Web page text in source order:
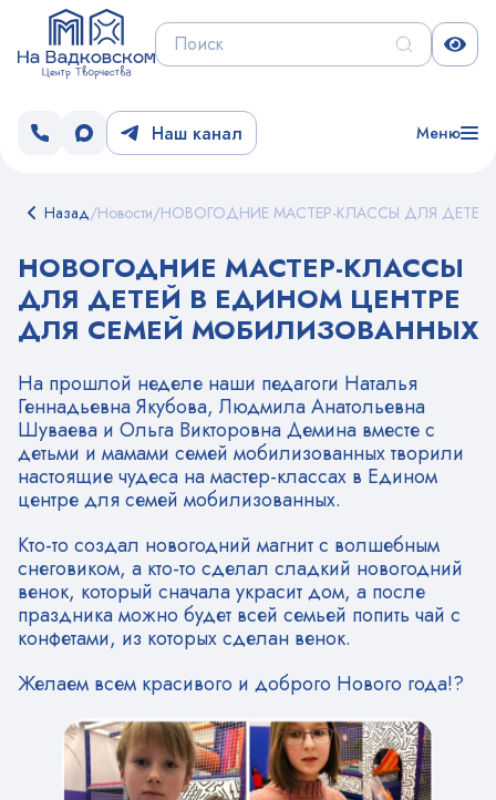
Наш канал Меню
Назад/Новости/НОВОГОДНИЕ МАСТЕР-КЛАССЫ ДЛЯ
НОВОГОДНИЕ МАСТЕР-КЛАССЫ
ДЛЯ ДЕТЕЙ В ЕДИНОМ ЦЕНТРЕ
ДЛЯ СЕМЕЙ МОБИЛИЗОВАННЫХ
На прошлой неделе наши педагоги Наталья
Геннадьевна Якубова, Людмила Анатольевна
Шуваева и Ольга Викторовна Демина вместе с
детьми и мамами семей мобилизованных творили
настоящие чудеса на мастер-классах в Едином
центре для семей мобилизованных.
Кто-то создал новогодний магнит с волшебным
снеговиком, а кто-то сделал сладкий новогодний
венок, который сначала украсит дом, а после
праздника можно будет всей семьей попить чай с
конфетами, из которых сделан венок.
Желаем всем красивого и доброго Нового года!?